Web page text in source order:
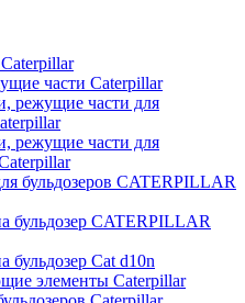
части Caterpillar
режущие части для
режущие части для
бульдозеров CATERPILLAR
бульдозер CATERPILLAR
бульдозер Сat d10n
элементы Caterpillar